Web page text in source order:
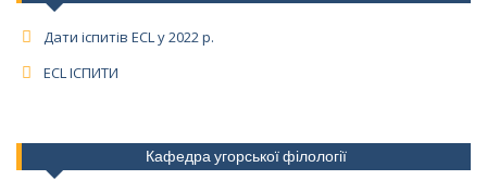
Дати іспитів ECL у 2022 р.
ECL ІСПИТИ
Кафедра угорської філології